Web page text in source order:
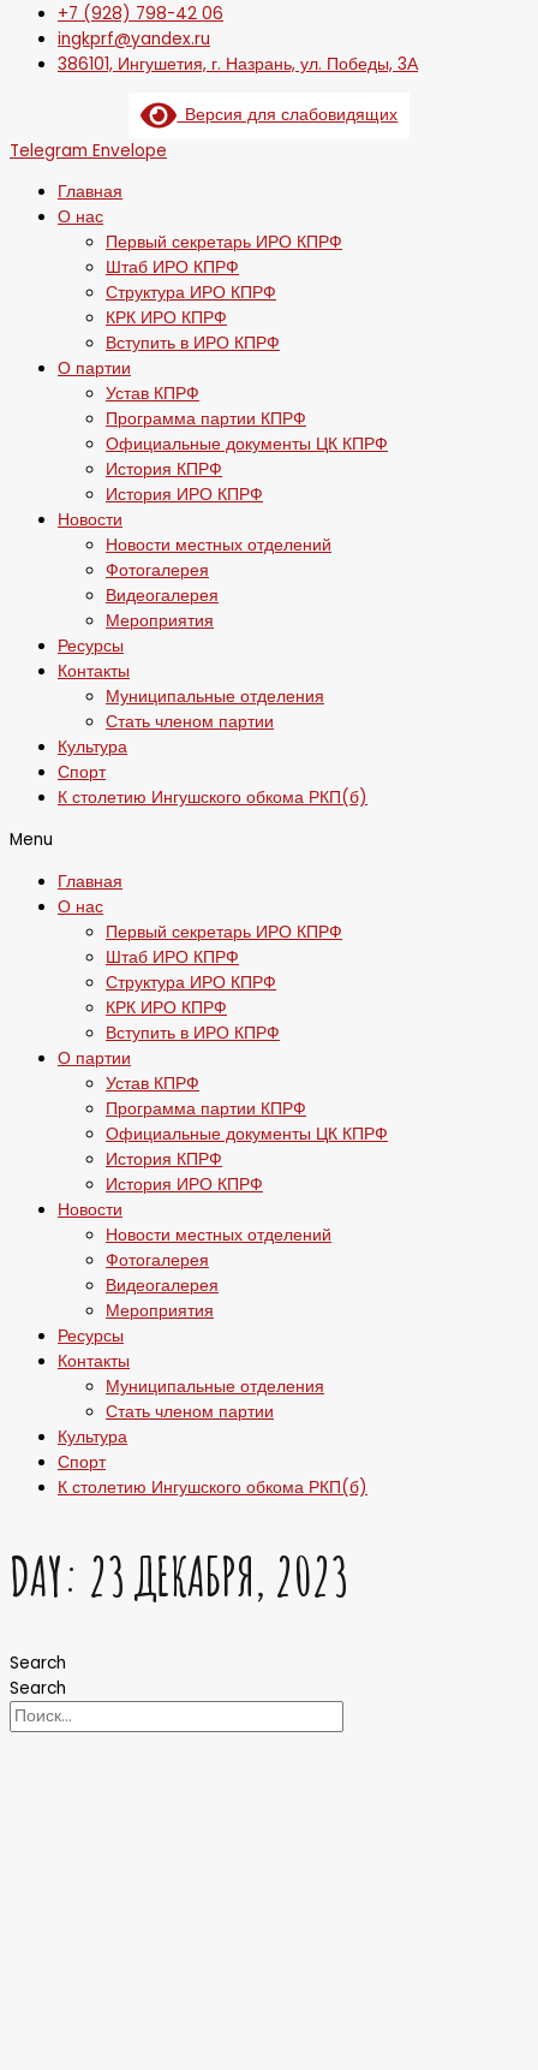
+7 (928) 798-42 06
ingkprf@yandex.ru
386101, Ингушетия, г. Назрань, ул. Победы, 3А
Версия для слабовидящих
Telegram Envelope
Главная
О нас
Первый секретарь ИРО КПРФ
Штаб ИРО КПРФ
Структура ИРО КПРФ
КРК ИРО КПРФ
Вступить в ИРО КПРФ
О партии
Устав КПРФ
Программа партии КПРФ
Официальные документы ЦК КПРФ
История КПРФ
История ИРО КПРФ
Новости
Новости местных отделений
Фотогалерея
Видеогалерея
Мероприятия
Ресурсы
Контакты
Муниципальные отделения
Стать членом партии
Культура
Спорт
К столетию Ингушского обкома РКП(б)
Menu
Главная
О нас
Первый секретарь ИРО КПРФ
Штаб ИРО КПРФ
Структура ИРО КПРФ
КРК ИРО КПРФ
Вступить в ИРО КПРФ
О партии
Устав КПРФ
Программа партии КПРФ
Официальные документы ЦК КПРФ
История КПРФ
История ИРО КПРФ
Новости
Новости местных отделений
Фотогалерея
Видеогалерея
Мероприятия
Ресурсы
Контакты
Муниципальные отделения
Стать членом партии
Культура
Спорт
К столетию Ингушского обкома РКП(б)
DAY: 23 ДЕКАБРЯ, 2023
Search
Search